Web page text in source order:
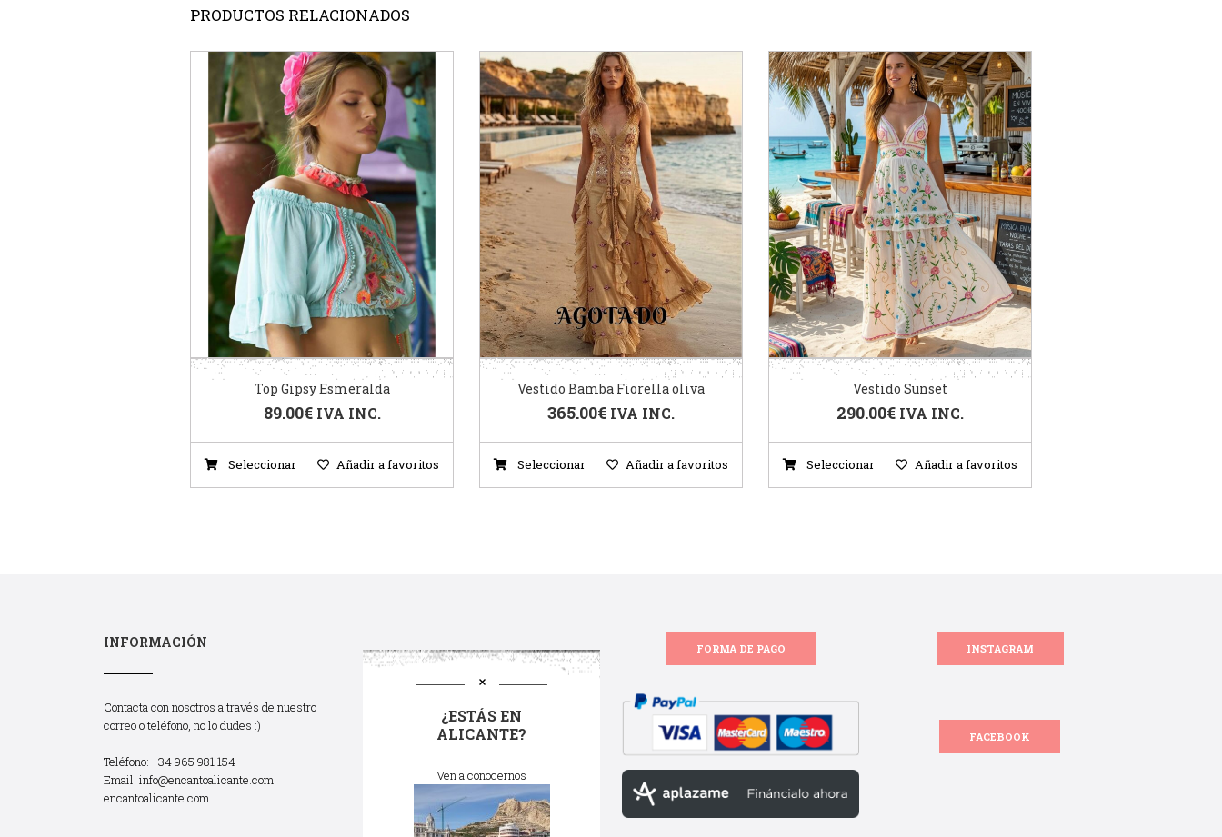
PRODUCTOS RELACIONADOS
Top Gipsy Esmeralda
89.00€ IVA INC.
Seleccionar Añadir a favoritos
Vestido Bamba Fiorella oliva
365.00€ IVA INC.
Seleccionar Añadir a favoritos
Vestido Sunset
290.00€ IVA INC.
Seleccionar Añadir a favoritos
INFORMACIÓN
Contacta con nosotros a través de nuestro
correo o teléfono, no lo dudes :)
Teléfono: +34 965 981 154
Email: info@encantoalicante.com
encantoalicante.com
¿ESTÁS EN
ALICANTE?
Ven a conocernos
FORMA DE PAGO INSTAGRAM
FACEBOOK